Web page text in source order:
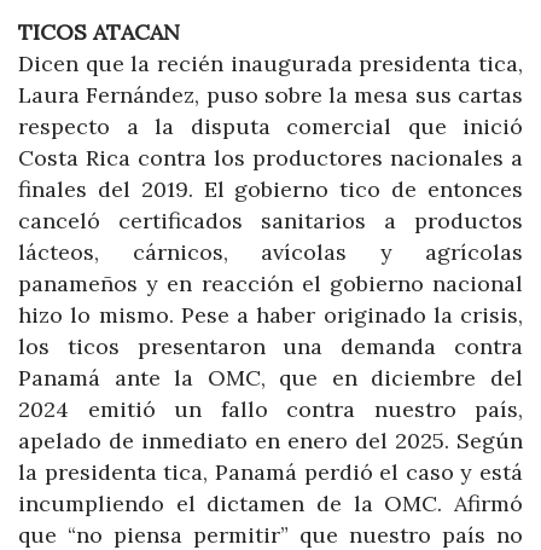
TICOS ATACAN
Dicen que la recién inaugurada presidenta tica,
Laura Fernández, puso sobre la mesa sus cartas
respecto a la disputa comercial que inició
Costa Rica contra los productores nacionales a
finales del 2019. El gobierno tico de entonces
canceló certificados sanitarios a productos
lácteos, cárnicos, avícolas y agrícolas
panameños y en reacción el gobierno nacional
hizo lo mismo. Pese a haber originado la crisis,
los ticos presentaron una demanda contra
Panamá ante la OMC, que en diciembre del
2024 emitió un fallo contra nuestro país,
apelado de inmediato en enero del 2025. Según
la presidenta tica, Panamá perdió el caso y está
incumpliendo el dictamen de la OMC. Afirmó
que “no piensa permitir” que nuestro país no